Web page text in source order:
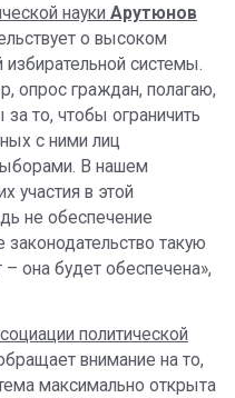
науки Арутюнов
о высоком
системы.
опрос граждан, полагаю,
то, чтобы ограничить
с ними лиц
В нашем
участия в этой
не обеспечение
такую
она будет обеспечена»,
политической
внимание на то,
максимально открыта